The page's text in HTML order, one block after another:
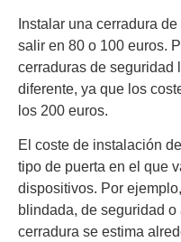
Instalar una cerradura
salir en 80 o 100 euros.
cerraduras de seguridad
diferente, ya que los
los 200 euros.
El coste de instalación
tipo de puerta en el que
dispositivos. Por
blindada, de seguridad
cerradura se estima